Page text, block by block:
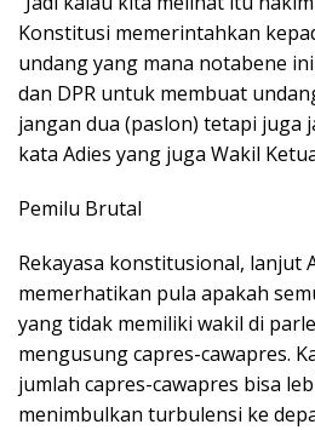
Konstitusi memerintahkan
undang yang mana notabene
dan DPR untuk membuat
jangan dua (paslon) tetapi juga
kata Adies yang juga Wakil
Pemilu Brutal
Rekayasa konstitusional, lanjut
memerhatikan pula apakah
yang tidak memiliki wakil di
mengusung capres-cawapres.
jumlah capres-cawapres bisa
menimbulkan turbulensi ke